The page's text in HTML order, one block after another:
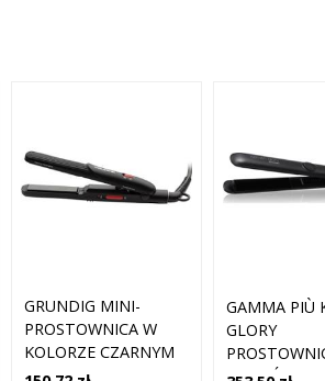
GRUNDIG MINI-
PROSTOWNICA W
KOLORZE CZARNYM
ROZMIAR: ONESIZE
GAMMA PIÙ
GLORY
WŁOSÓW 1